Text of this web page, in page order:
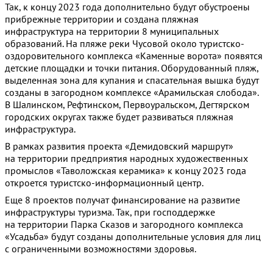
Так, к концу 2023 года дополнительно будут обустроены
прибрежные территории и создана пляжная
инфраструктура на территории 8 муниципальных
образований. На пляже реки Чусовой около туристско-
оздоровительного комплекса «Каменные ворота» появятся
детские площадки и точки питания. Оборудованный пляж,
выделенная зона для купания и спасательная вышка будут
созданы в загородном комплексе «Арамильская слобода».
В Шалинском, Рефтинском, Первоуральском, Дегтярском
городских округах также будет развиваться пляжная
инфраструктура.
В рамках развития проекта «Демидовский маршрут»
на территории предприятия народных художественных
промыслов «Таволожская керамика» к концу 2023 года
откроется туристско-информационный центр.
Еще 8 проектов получат финансирование на развитие
инфраструктуры туризма. Так, при господдержке
на территории Парка Сказов и загородного комплекса
«Усадьба» будут созданы дополнительные условия для лиц
с ограниченными возможностями здоровья.